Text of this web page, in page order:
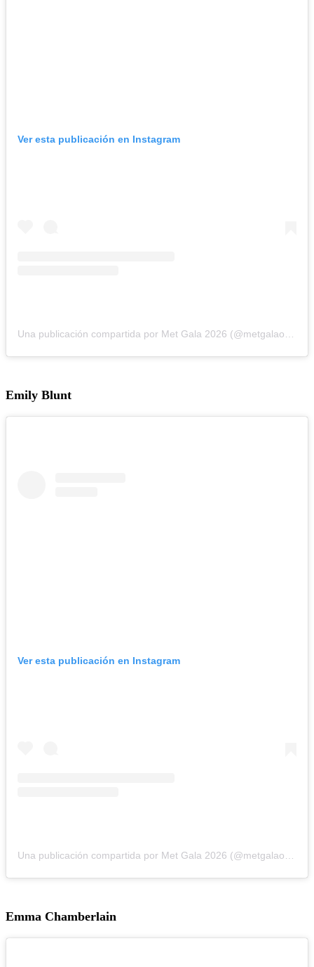
Ver esta publicación en Instagram
Emily Blunt
Ver esta publicación en Instagram
Emma Chamberlain